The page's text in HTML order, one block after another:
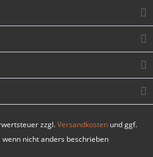
zzgl.Versandkosten und ggf.
nicht anders beschrieben